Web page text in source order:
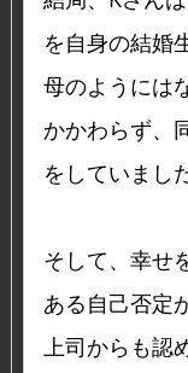
を自身の結婚
母のようには
かかわらず、
をしていまし
そして、幸せ
ある自己否定
上司からも認